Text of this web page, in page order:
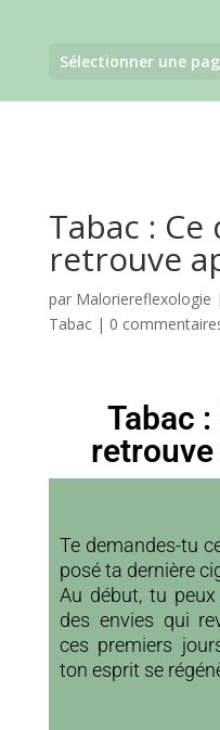
Sélectionner une
Tabac : Ce
retrouve
par Maloriereflexologie |
Tabac| 0
Tabac :
retrouve
Te demandes-tu
posé ta dernière
Au début, tu
des envies qui
ces premiers
ton esprit se